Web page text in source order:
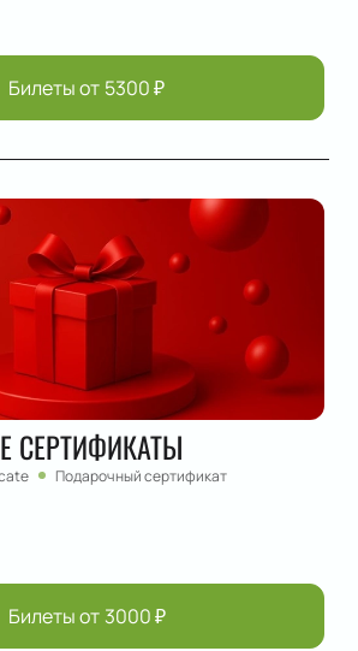
Билеты от 5300₽
СЕРТИФИКАТЫ
Подарочный сертификат
Билеты от 3000₽